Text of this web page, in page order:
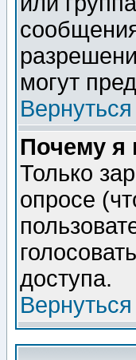
могут
Почему я
Только
опросе
доступа.